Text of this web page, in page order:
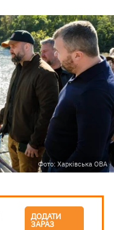
Фото: Харківська ОВА
ДОДАТИ
ЗАРАЗ